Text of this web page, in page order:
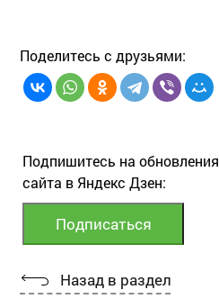
Поделитесь с друзьями:
Подпишитесь на обновления
сайта в Яндекс Дзен:
Назад в раздел